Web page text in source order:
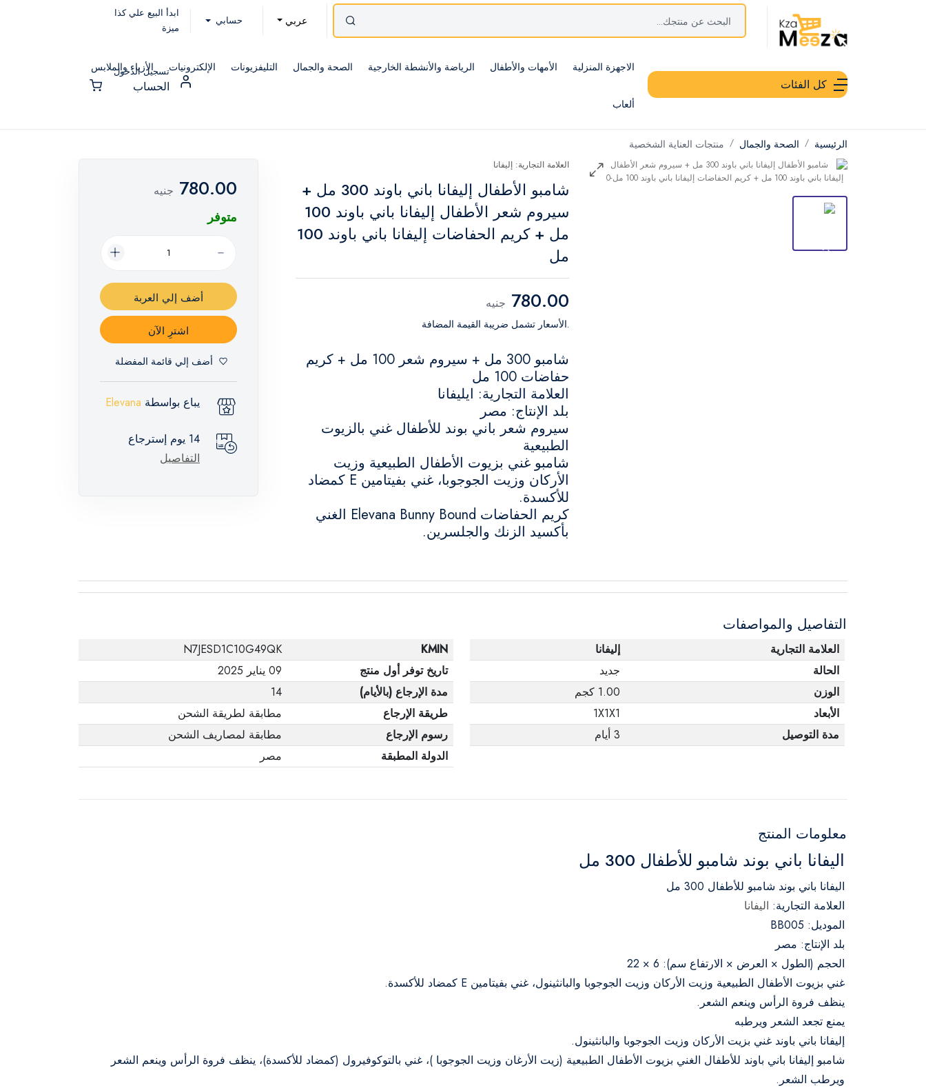
عربي حسابي
ابدأ البيع علي كذا
ميزة
كل الفئات
الاجهزة المنزلية الأمهات والأطفال الرياضة والأنشطة الخارجية الصحة والجمال التليفزيونات الإلكترونيات الأزياء والملابس
ألعاب
تسجيل الدخول
الحساب
الرئيسية الصحة والجمال منتجات العناية الشخصية
العلامة التجارية: إليفانا
شامبو الأطفال إليفانا باني باوند 300 مل +
سيروم شعر الأطفال إليفانا باني باوند 100
مل + كريم الحفاضات إليفانا باني باوند 100
مل
780.00 جنيه
.الأسعار تشمل ضريبة القيمة المضافة
شامبو 300 مل + سيروم شعر 100 مل + كريم
حفاضات 100 مل
العلامة التجارية: ايليفانا
بلد الإنتاج: مصر
سيروم شعر باني بوند للأطفال غني بالزيوت
الطبيعية
شامبو غني بزيوت الأطفال الطبيعية وزيت
الأركان وزيت الجوجوبا، غني بفيتامين E كمضاد
للأكسدة.
كريم الحفاضات Elevana Bunny Bound الغني
بأكسيد الزنك والجلسرين.
780.00 جنيه
متوفر
أضف إلي العربة
اشترِ الآن
أضف إلي قائمة المفضلة
يباع بواسطة Elevana
14 يوم إسترجاع
التفاصيل
التفاصيل والمواصفات
العلامة التجارية
إليفانا
الحالة
جديد
الوزن
1.00 كجم
الأبعاد
1X1X1
مدة التوصيل
3 أيام
KMIN
N7JESD1C10G49QK
تاريخ توفر أول منتج
09 يناير 2025
مدة الإرجاع (بالأيام)
14
طريقة الإرجاع
مطابقة لطريقة الشحن
رسوم الإرجاع
مطابقة لمصاريف الشحن
الدولة المطبقة
مصر
معلومات المنتج
اليفانا باني بوند شامبو للأطفال 300 مل
اليفانا باني بوند شامبو للأطفال 300 مل
العلامة التجارية: اليفانا
الموديل: BB005
بلد الإنتاج: مصر
الحجم (الطول × العرض × الارتفاع سم): 6 × 22
غني بزيوت الأطفال الطبيعية وزيت الأركان وزيت الجوجوبا والبانثينول، غني بفيتامين E كمضاد للأكسدة.
ينظف فروة الرأس وينعم الشعر.
يمنع تجعد الشعر ويرطبه
إليفانا باني باوند غني بزيت الأركان وزيت الجوجوبا والبانثينول.
شامبو إليفانا باني باوند للأطفال الغني بزيوت الأطفال الطبيعية (زيت الأرغان وزيت الجوجوبا )، غني بالتوكوفيرول (كمضاد للأكسدة)، ينظف فروة الرأس وينعم الشعر
ويرطب الشعر.